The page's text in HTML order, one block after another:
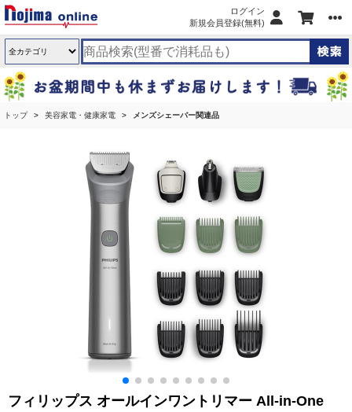
ログイン
新規会員登録(無料)
トップ 美容家電・健康家電 メンズシェーバー関連品
フィリップス オールインワントリマー All-in-One